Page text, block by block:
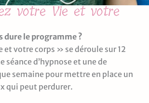
votre Vie et votre
dure le programme ?
et votre corps » se déroule sur 12
séance d’hypnose et une de
semaine pour mettre en place un
qui peut perdurer.